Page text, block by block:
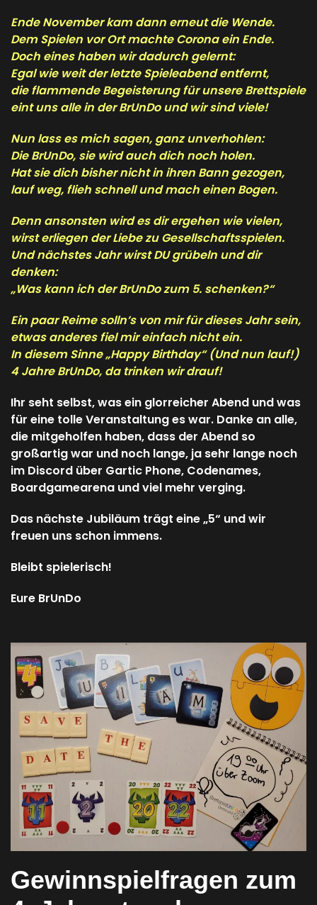
Ende November kam dann erneut die Wende.
Dem Spielen vor Ort machte Corona ein Ende.
Doch eines haben wir dadurch gelernt:
Egal wie weit der letzte Spieleabend entfernt,
die flammende Begeisterung für unsere Brettspiele
eint uns alle in der BrUnDo und wir sind viele!
Nun lass es mich sagen, ganz unverhohlen:
Die BrUnDo, sie wird auch dich noch holen.
Hat sie dich bisher nicht in ihren Bann gezogen,
lauf weg, flieh schnell und mach einen Bogen.
Denn ansonsten wird es dir ergehen wie vielen,
wirst erliegen der Liebe zu Gesellschaftsspielen.
Und nächstes Jahr wirst DU grübeln und dir
denken:
„Was kann ich der BrUnDo zum 5. schenken?“
Ein paar Reime solln’s von mir für dieses Jahr sein,
etwas anderes fiel mir einfach nicht ein.
In diesem Sinne „Happy Birthday“ (Und nun lauf!)
4 Jahre BrUnDo, da trinken wir drauf!
Ihr seht selbst, was ein glorreicher Abend und was
für eine tolle Veranstaltung es war. Danke an alle,
die mitgeholfen haben, dass der Abend so
großartig war und noch lange, ja sehr lange noch
im Discord über Gartic Phone, Codenames,
Boardgamearena und viel mehr verging.
Das nächste Jubiläum trägt eine „5“ und wir
freuen uns schon immens.
Bleibt spielerisch!
Eure BrUnDo
Gewinnspielfragen zum